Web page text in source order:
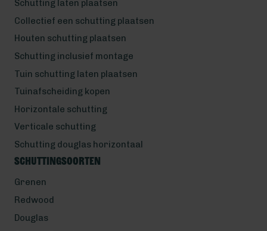
Schutting laten plaatsen
Collectief een schutting plaatsen
Houten schutting plaatsen
Schutting inclusief montage
Tuin schutting laten plaatsen
Tuinafscheiding kopen
Horizontale schutting
Verticale schutting
Schutting douglas horizontaal
Schuttingsoorten
Grenen
Redwood
Douglas